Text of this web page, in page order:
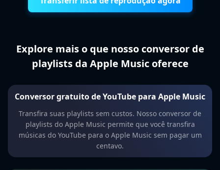
Explore mais o que nosso conversor de
playlists da Apple Music oferece
Conversor gratuito de YouTube para Apple Music
Transfira suas playlists sem custos. Nosso conversor de
playlists do Apple Music permite que você transfira
músicas do YouTube para o Apple Music sem pagar um
centavo.